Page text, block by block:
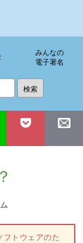
みんなの
電子署名
フトウェアのた